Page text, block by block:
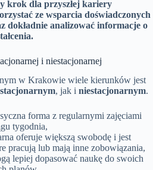
krok dla przyszłej kariery
ze wsparcia doświadczonych
dokładnie analizować informacje o
i niestacjonarnej
w Krakowie wiele kierunków jest
stacjonarnym, jak i niestacjonarnym.
forma z regularnymi zajęciami
tygodnia,
oferuje większą swobodę i jest
pracują lub mają inne zobowiązania,
lepiej dopasować naukę do swoich